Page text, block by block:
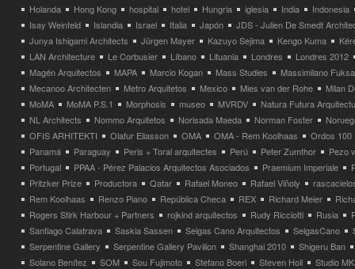
Holanda
Hong Kong hospital hotel Hungria iglesia India
Indonesia
Isay Weinfeld
Islandia Israel Italia Japón
JDS - Julien De Smedt
Junya Ishigami Architects
Jürgen Mayer Kazuyo Sejima Kengo Kuma
LAN Architecture
Le Corbusier Líbano Lituania Londres
Londres 2012
Magén Arquitectos
MAPA Marcio Kogan Mass Studies
Massimilano
Mecanoo Architecten
Metro Arquitetos Mexico Mies van der Rohe
Milan
MoMA
MoMA P.S.1 Morphosis museo MVRDV
Natura Futura
NL Architects
Nommo Arquitetos Norisada Maeda Norman Foster
OFIS ARHITEKTI
Olafur Eliasson OMA OMA - Rem Koolhaas
Ordos 100
Panamá
Paraguay Peris + Toral arquitectes Perú Peter Zumthor
Pezo
Portugal
PPAA - Pérez Palacios Arquitectos Asociados Praemium Imperiale
Pritzker Prize
Productora Qatar Rafael Moneo Rafael Viñoly
Rem Koolhaas
Renzo Piano República Checa REX Richard Meier
Rogers Stirk Harbour + Partners
rojkind arquitectos Rudy Ricciotti Rusia
Santiago Calatrava
Saskia Sassen Selgas Cano Arquitectos SelgasCano
Serpentine Gallery
Serpentine Gallery Pavilion Shanghai 2010
Shigeru Ban
Solano Benítez
SOM Sou Fujimoto Stefano Boeri Steven Holl
Studio